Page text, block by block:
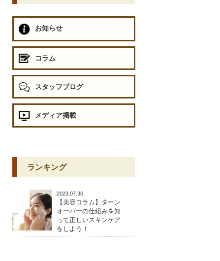
お知らせ
コラム
スタッフブログ
メディア掲載
ランキング
2023.07.30
【美容コラム】ターン
オーバーの仕組みを知
って正しいスキンケア
をしよう！